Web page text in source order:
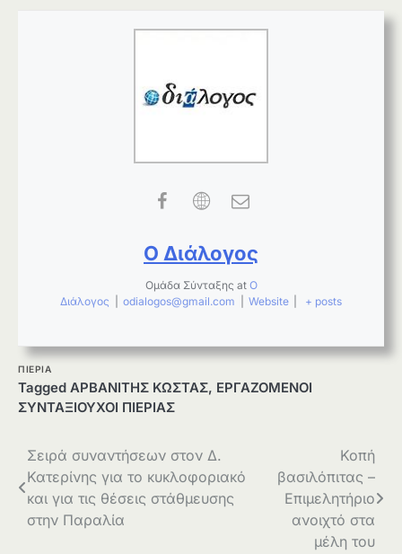
Ο Διάλογος
Ομάδα Σύνταξης at Ο
Διάλογος
odialogos@gmail.com Website + posts
ΠΙΕΡΙΑ
Tagged ΑΡΒΑΝΙΤΗΣ ΚΩΣΤΑΣ, ΕΡΓΑΖΟΜΕΝΟΙ
ΣΥΝΤΑΞΙΟΥΧΟΙ ΠΙΕΡΙΑΣ
Πλοήγηση
άρθρων
Σειρά συναντήσεων στον Δ.
Κατερίνης για το κυκλοφοριακό
και για τις θέσεις στάθμευσης
στην Παραλία
Κοπή
βασιλόπιτας –
Επιμελητήριο
ανοιχτό στα
μέλη του